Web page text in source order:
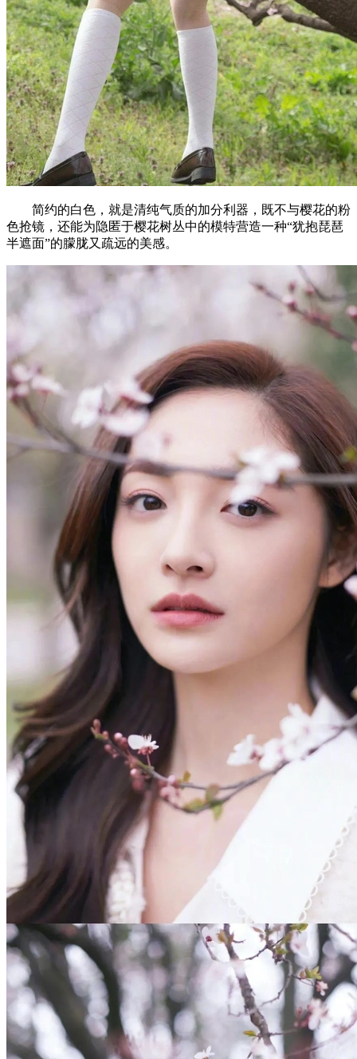
简约的白色，就是清纯气质的加分利器，既不与樱花的粉
色抢镜，还能为隐匿于樱花树丛中的模特营造一种“犹抱琵琶
半遮面”的朦胧又疏远的美感。